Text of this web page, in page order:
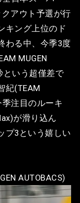
アウト予選が行
キング上位のド
わる中、今季3度
MUGEN
という超僅差で
紀(TEAM
季注目のルーキ
が滑り込ん
プ3という嬉しい
AUTOBACS)